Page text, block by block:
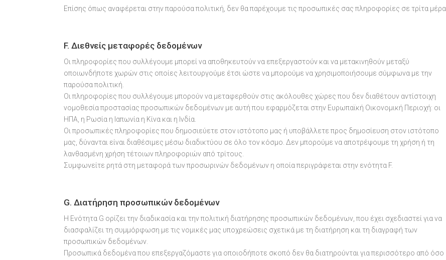
Επίσης όπως αναφέρεται στην παρούσα πολιτική, δεν θα παρέχουμε τις προσωπικές σας πληροφορίες σε τρίτα μέρα.
F. Διεθνείς μεταφορές δεδομένων
Οι πληροφορίες που συλλέγουμε μπορεί να αποθηκευτούν να επεξεργαστούν και να μετακινηθούν μεταξύ
οποιωνδήποτε χωρών στις οποίες λειτουργούμε έτσι ώστε να μπορούμε να χρησιμοποιήσουμε σύμφωνα με την
παρούσα πολιτική.
Οι πληροφορίες που συλλέγουμε μπορούν να μεταφερθούν στις ακόλουθες χώρες που δεν διαθέτουν αντίστοιχη
νομοθεσία προστασίας προσωπικών δεδομένων με αυτή που εφαρμόζεται στην Ευρωπαϊκή Οικονομική Περιοχή: οι
ΗΠΑ, η Ρωσία η Ιαπωνία η Κίνα και η Ινδία.
Οι προσωπικές πληροφορίες που δημοσιεύετε στον ιστότοπο μας ή υποβάλλετε προς δημοσίευση στον ιστότοπο
μας, δύνανται είναι διαθέσιμες μέσω διαδικτύου σε όλο τον κόσμο. Δεν μπορούμε να αποτρέψουμε τη χρήση ή τη
λανθασμένη χρήση τέτοιων πληροφοριών από τρίτους.
Συμφωνείτε ρητά στη μεταφορά των προσωρινών δεδομένων η οποία περιγράφεται στην ενότητα F.
G. Διατήρηση προσωπικών δεδομένων
Η Ενότητα G ορίζει την διαδικασία και την πολιτική διατήρησης προσωπικών δεδομένων, που έχει σχεδιαστεί για να
διασφαλίζει τη συμμόρφωση με τις νομικές μας υποχρεώσεις σχετικά με τη διατήρηση και τη διαγραφή των
προσωπικών δεδομένων.
Προσωπικά δεδομένα που επεξεργαζόμαστε για οποιοδήποτε σκοπό δεν θα διατηρούνται για περισσότερο από όσο